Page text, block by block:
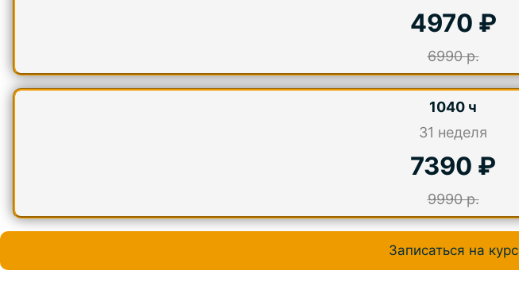
4970 ₽
6990 р.
1040 ч
31 неделя
7390 ₽
9990 р.
Записаться на курс